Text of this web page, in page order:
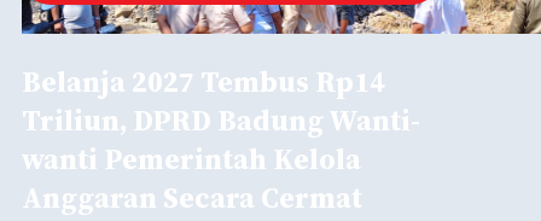
Belanja 2027 Tembus Rp14
Triliun, DPRD Badung Wanti-
wanti Pemerintah Kelola
Anggaran Secara Cermat